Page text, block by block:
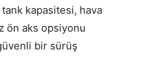
tank kapasitesi, hava
ön aks opsiyonu
bir sürüş